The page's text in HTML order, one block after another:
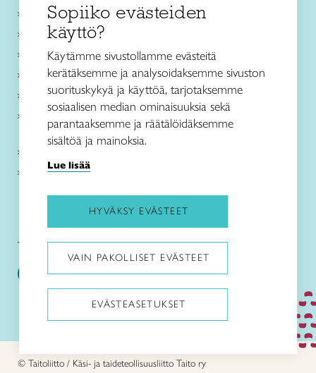
Käsityökurssit ja koulutus
Ajankohtaista
Käsityöohjeet
Me olemme Taito
Paikallinen toiminta
Verkkokaupat
Kirjaudu Arviin
Kirjaudu Taitocampukseen
Taitoliitto: Taito-lehti:
© Taitoliitto / Käsi- ja taideteollisuusliitto Taito ry
Sopiiko evästeiden
käyttö?
Käytämme sivustollamme evästeitä
kerätäksemme ja analysoidaksemme sivuston
suorituskykyä ja käyttöä, tarjotaksemme
sosiaalisen median ominaisuuksia sekä
parantaaksemme ja räätälöidäksemme
sisältöä ja mainoksia.
Lue lisää
HYVÄKSY EVÄSTEET
VAIN PAKOLLISET EVÄSTEET
EVÄSTEASETUKSET